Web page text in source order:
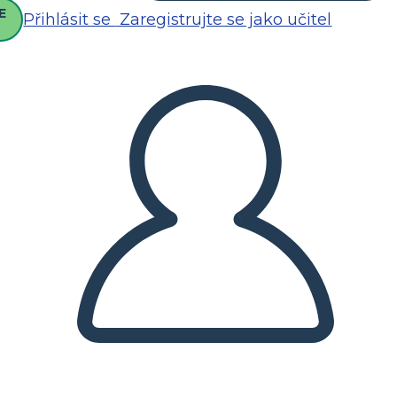
Přihlásit se Zaregistrujte se jako učitel